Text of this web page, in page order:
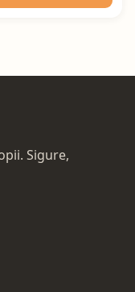
Sigure,